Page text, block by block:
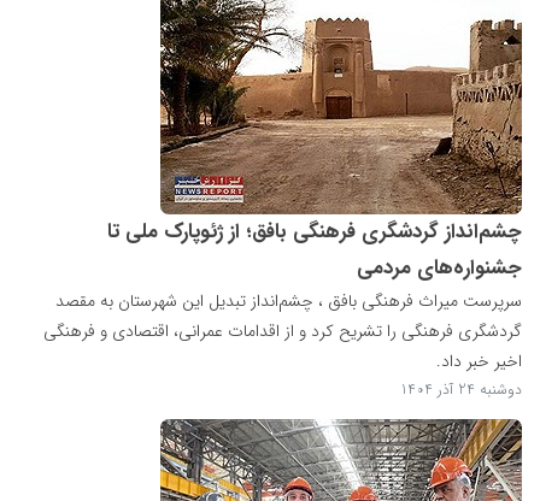
چشم‌انداز گردشگری فرهنگی بافق؛ از ژئوپارک ملی تا
جشنواره‌های مردمی
سرپرست میراث فرهنگی بافق ، چشم‌انداز تبدیل این شهرستان به مقصد
گردشگری فرهنگی را تشریح کرد و از اقدامات عمرانی، اقتصادی و فرهنگی
اخیر خبر داد.
دوشنبه 24 آذر 1404